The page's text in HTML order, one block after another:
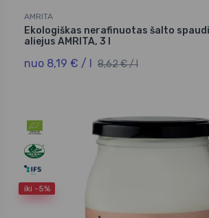
AMRITA
Ekologiškas nerafinuotas šalto
aliejus AMRITA, 3 l
nuo 8,19 € / l 8,62 € / l
iki -5%